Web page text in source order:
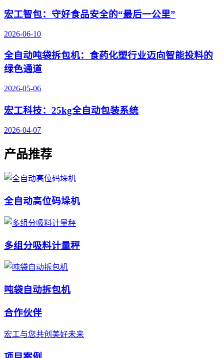
宏工智包：守好食品安全的“最后一公里”
2026-06-10
全自动吨袋拆包机：食药化塑行业迈向智能投料的
绿色通道
2026-05-06
宏工科技：25kg全自动包装系统
2026-04-07
产品推荐
全自动高位码垛机
多组分吸料计量秤
吨袋自动拆包机
合作伙伴
宏工与您共创美好未来